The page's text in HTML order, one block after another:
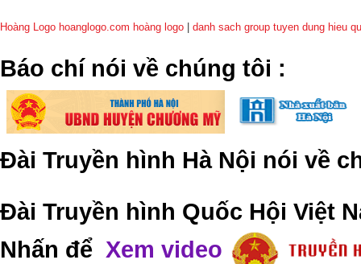
Hoàng Logo hoanglogo.com hoàng logo danh sach group tuyen dung hieu
​Báo chí nói về chúng tôi :
Đài Truyền hình Hà Nội nói về
Đài Truyền hình Quốc Hội Việt
Nhấn để Xem video